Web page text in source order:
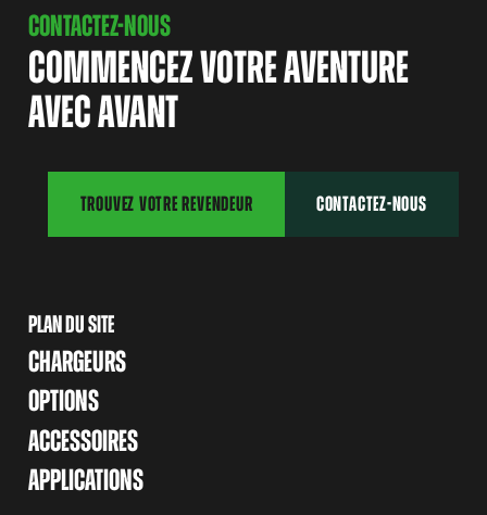
CONTACTEZ-NOUS
COMMENCEZ VOTRE AVENTURE
AVEC AVANT
TROUVEZ VOTRE REVENDEUR CONTACTEZ-NOUS
PLAN DU SITE
CHARGEURS
OPTIONS
ACCESSOIRES
APPLICATIONS